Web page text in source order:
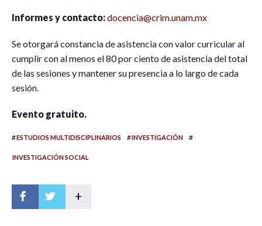
Informes y contacto:docencia@crim.unam.mx
Se otorgará constancia de asistencia con valor curricular al
cumplir con al menos el 80 por ciento de asistencia del total
de las sesiones y mantener su presencia a lo largo de cada
sesión.
Evento gratuito.
#ESTUDIOS MULTIDISCIPLINARIOS #INVESTIGACIÓN #
INVESTIGACIÓN SOCIAL
+